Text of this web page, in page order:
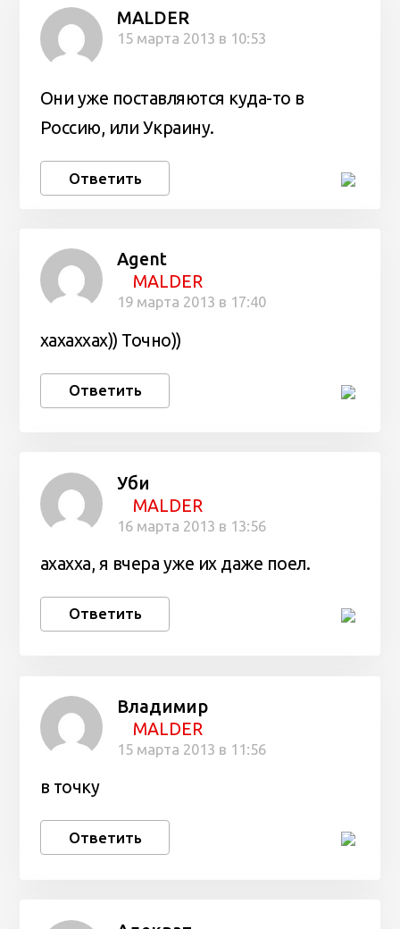
MALDER
15 марта 2013 в 10:53
Они уже поставляются куда-то в
Россию, или Украину.
Ответить
Agent
MALDER
19 марта 2013 в 17:40
хахаххах)) Точно))
Ответить
Уби
MALDER
16 марта 2013 в 13:56
ахахха, я вчера уже их даже поел.
Ответить
Владимир
MALDER
15 марта 2013 в 11:56
в точку
Ответить